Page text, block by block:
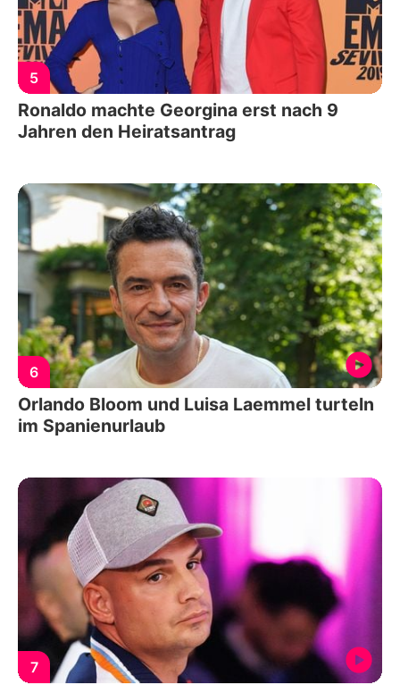
5
Ronaldo machte Georgina erst nach 9
Jahren den Heiratsantrag
6
Orlando Bloom und Luisa Laemmel turteln
im Spanienurlaub
7